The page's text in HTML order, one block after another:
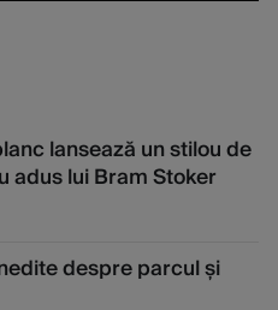
lansează un stilou de
lui Bram Stoker
despre parcul și